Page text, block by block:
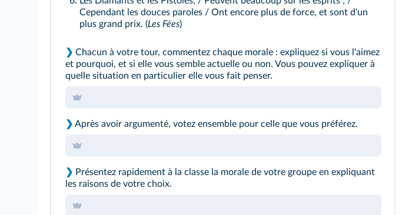
Cependant les douces paroles / Ont encore plus de force, et sont d'un
plus grand prix. (Les Fées)
❯ Chacun à votre tour, commentez chaque morale : expliquez si vous l'aimez
et pourquoi, et si elle vous semble actuelle ou non. Vous pouvez expliquer à
quelle situation en particulier elle vous fait penser.
❯ Après avoir argumenté, votez ensemble pour celle que vous préférez.
❯ Présentez rapidement à la classe la morale de votre groupe en expliquant
les raisons de votre choix.